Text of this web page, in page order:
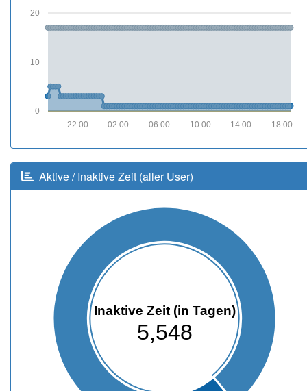
0
10
20
18:00
14:00
10:00
06:00
02:00
22:00
Aktive / Inaktive Zeit (aller User)
Inaktive Zeit (in Tagen)
5,548